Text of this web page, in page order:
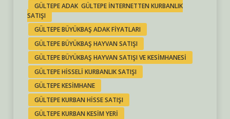
GÜLTEPE ADAK GÜLTEPE INTERNETTEN KURBANLIK
SATIŞI
GÜLTEPE BÜYÜKBAŞ ADAK FIYATLARI
GÜLTEPE BÜYÜKBAŞ HAYVAN SATIŞI
GÜLTEPE BÜYÜKBAŞ HAYVAN SATIŞI VE KESIMHANESI
GÜLTEPE HISSELI KURBANLIK SATIŞI
GÜLTEPE KESIMHANE
GÜLTEPE KURBAN HISSE SATIŞI
GÜLTEPE KURBAN KESIM YERI